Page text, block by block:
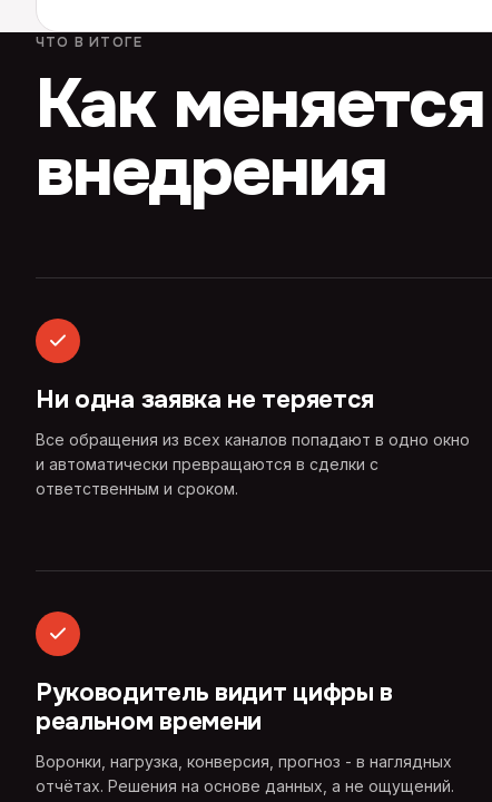
ЧТО В ИТОГЕ
Как
внедрения
Ни одна заявка не теряется
Все обращения из всех каналов попадают в одно окно
и автоматически превращаются в сделки с
ответственным и сроком.
Руководитель видит цифры в
реальном времени
Воронки, нагрузка, конверсия, прогноз - в наглядных
отчётах. Решения на основе данных, а не ощущений.